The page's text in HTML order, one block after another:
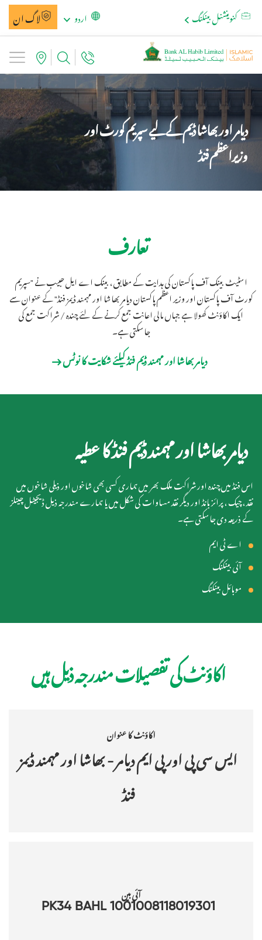
لاگ ان اردو کنوینشنل بینکنگ
دیامر اور بھاشا ڈیم کے لیے سپریم کورٹ اور
وزیراعظم فنڈ
تعارف
اسٹیٹ بینک آف پاکستان کی ہدایت کے مطابق ، بینک اے ایل حبیب نے "سپریم
کورٹ آف پاکستان اور وزیر اعظم پاکستان دیامر بھاشا اور مہمند ڈیمز فنڈ" کے عنوان سے
ایک اکاؤنٹ کھولا ہے جہاں مالی اعانت جمع کرنے کے لئے چندہ / شراکت جمع کی
جاسکتی ہے۔
دیامر بھاشا اور مہمند ڈیم فنڈ کیلئے شکایت کا نوٹس
دیامر بھاشا اور مہمند ڈیم فنڈ کا عطیہ
اس فنڈ میں چندہ اور شراکت ملک بھر میں ہماری کسی بھی شاخوں اور ذیلی شاخوں میں
نقد ، چیک ، پرائز بانڈ اور دیگر نقد مساوات کی شکل میں یا ہمارے مندرجہ ذیل ڈیجیٹل چینلز
کے ذریعہ دی جاسکتی ہے۔
اے ٹی ایم
آئی بینکنگ
موبائل بینکنگ
اکاؤنٹ کی تفصیلات مندرجہ ذیل ہیں
اکاؤنٹ کا عنوان
ایس سی پی اور پی ایم دیامر - بھاشا اور مہمند ڈیمز
فنڈ
آئی بین
PK34 BAHL 1001008118019301